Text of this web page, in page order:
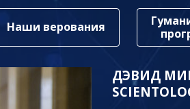
Наши верования
ДЭВИД